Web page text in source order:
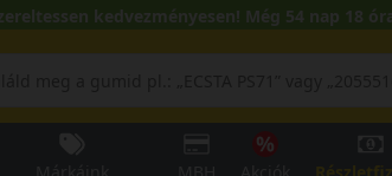
kedvezményesen! Még 54 nap 18